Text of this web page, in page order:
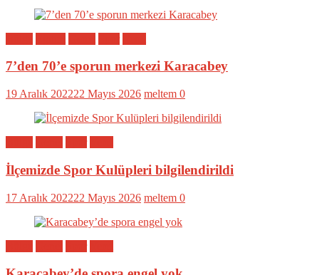
7’den 70’e sporun merkezi Karacabey
19 Aralık 202222 Mayıs 2026 meltem 0
İlçemizde Spor Kulüpleri bilgilendirildi
17 Aralık 202222 Mayıs 2026 meltem 0